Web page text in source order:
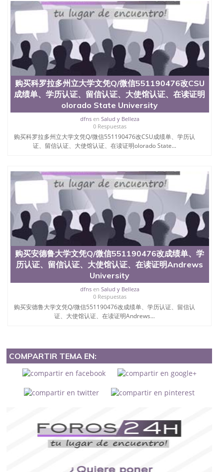
购买科罗拉多州立大学文凭Q/微信551190476改CSU
成绩单、学历认证、留信认证、大使馆认证、在读证明
olorado State University
dfnsen Salud y Belleza
0 Respuestas
购买科罗拉多州立大学文凭Q/微信551190476改CSU成绩单、学历认
证、留信认证、大使馆认证、在读证明olorado State...
购买安德鲁大学文凭Q/微信551190476改成绩单、学
历认证、留信认证、大使馆认证、在读证明Andrews
University
dfnsen Salud y Belleza
0 Respuestas
购买安德鲁大学文凭Q/微信551190476改成绩单、学历认证、留信认
证、大使馆认证、在读证明Andrews...
COMPARTIR TEMA EN: